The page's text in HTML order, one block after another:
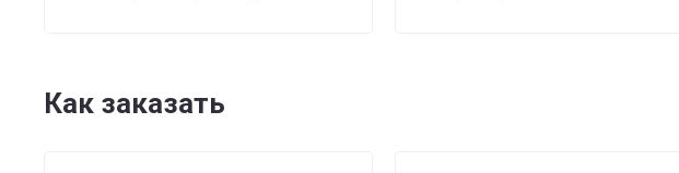
Как заказать